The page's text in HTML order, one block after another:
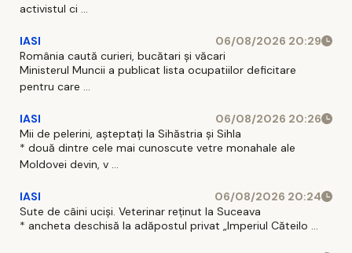
activistul ci ...
IASI
06/08/2026 20:29
România caută curieri, bucătari și văcari
Ministerul Muncii a publicat lista ocupatiilor deficitare
pentru care ...
IASI
06/08/2026 20:26
Mii de pelerini, așteptați la Sihăstria și Sihla
* două dintre cele mai cunoscute vetre monahale ale
Moldovei devin, v ...
IASI
06/08/2026 20:24
Sute de câini uciși. Veterinar reținut la Suceava
* ancheta deschisă la adăpostul privat „Imperiul Căteilo ...